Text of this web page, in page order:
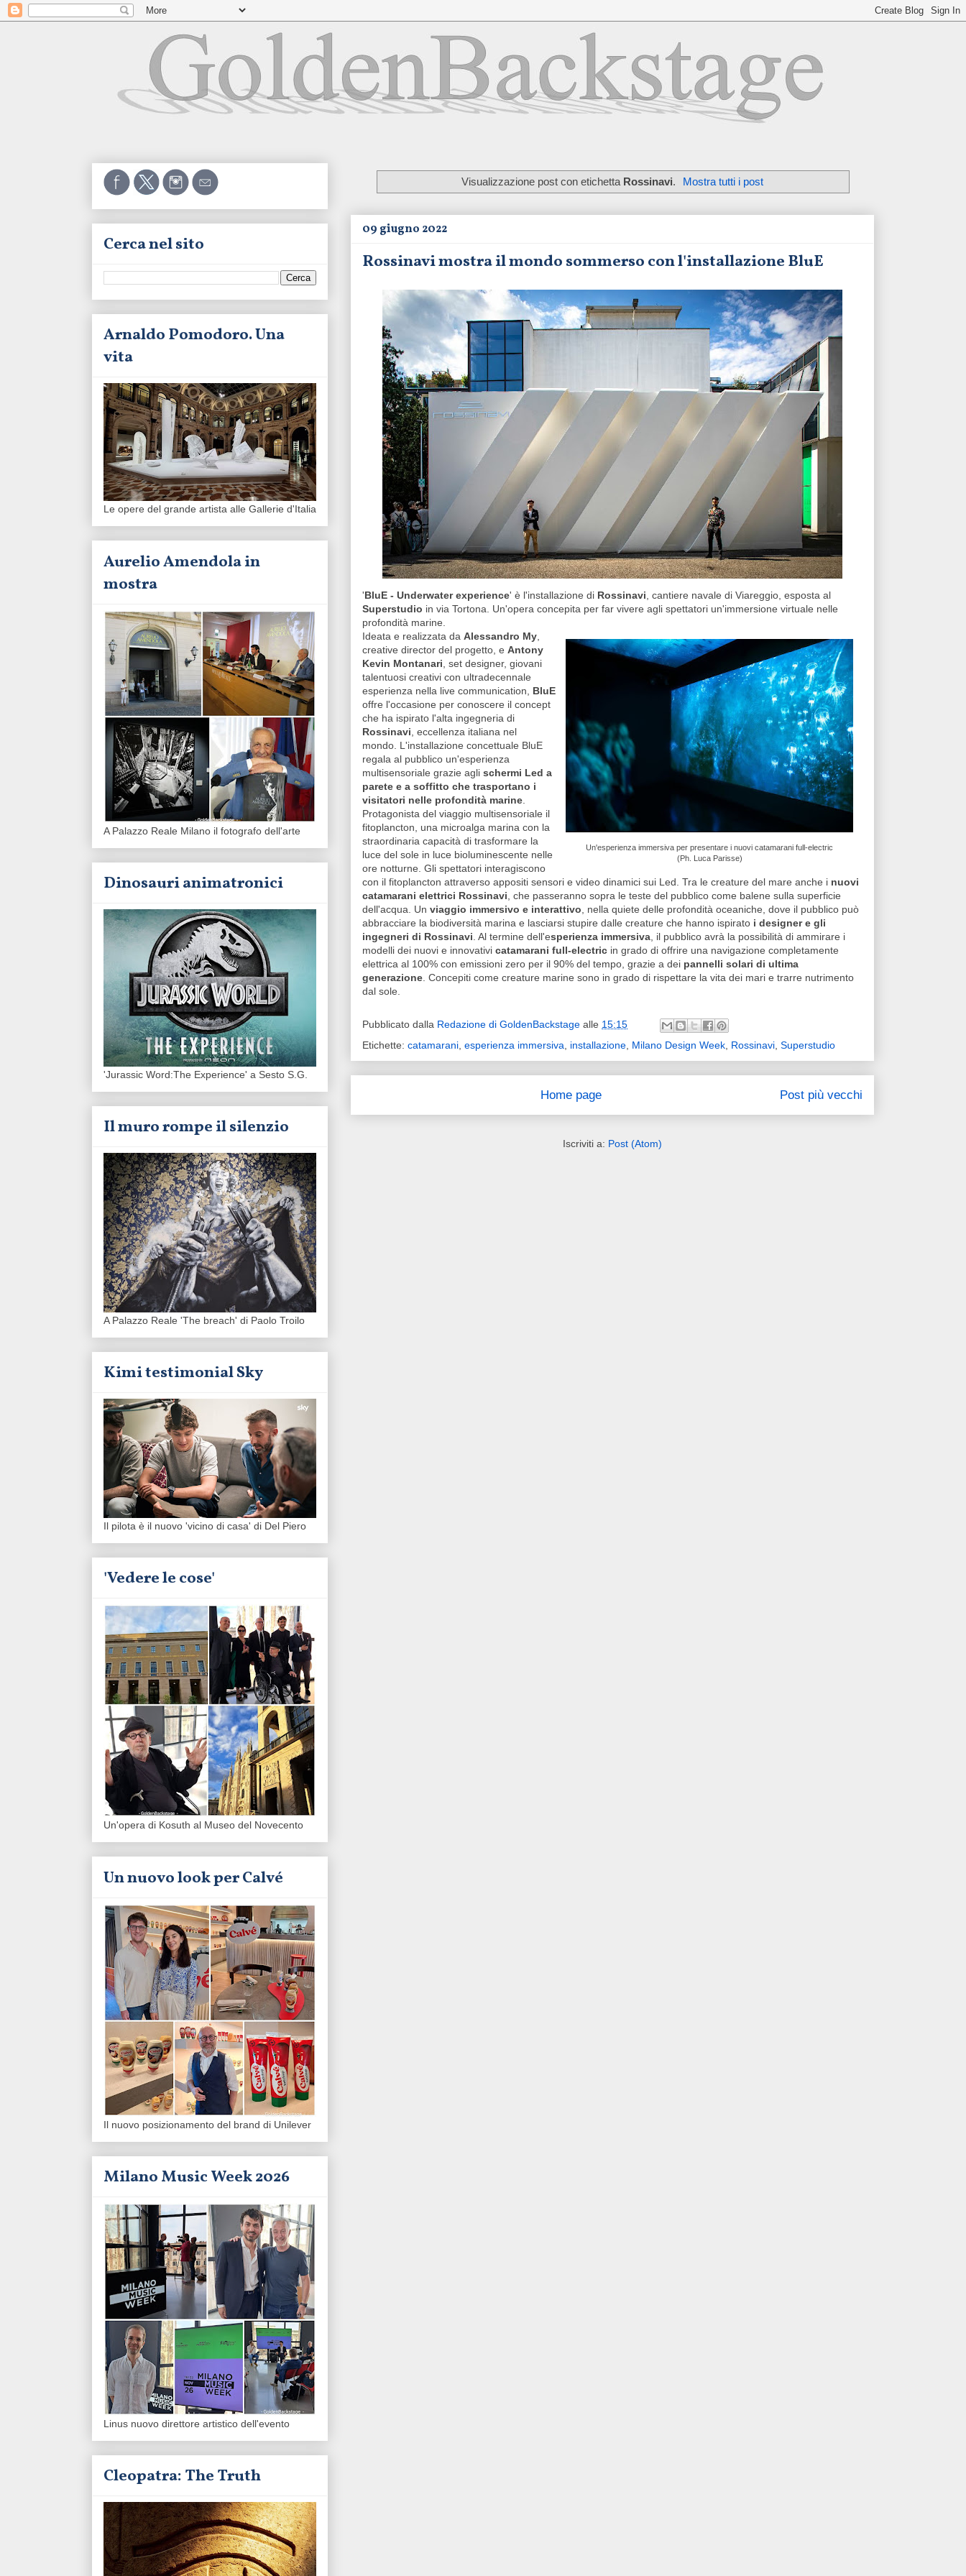
Visualizzazione post con etichetta Rossinavi. Mostra tutti i post
09 giugno 2022
Rossinavi mostra il mondo sommerso con l'installazione BluE
'BluE - Underwater experience' è l'installazione di Rossinavi, cantiere navale di Viareggio, esposta al
Superstudio in via Tortona. Un'opera concepita per far vivere agli spettatori un'immersione virtuale nelle
profondità marine.
Un'esperienza immersiva per presentare i nuovi catamarani full-electric
(Ph. Luca Parisse)
Ideata e realizzata da Alessandro My,
creative director del progetto, e Antony
Kevin Montanari, set designer, giovani
talentuosi creativi con ultradecennale
esperienza nella live communication, BluE
offre l'occasione per conoscere il concept
che ha ispirato l'alta ingegneria di
Rossinavi, eccellenza italiana nel
mondo. L'installazione concettuale BluE
regala al pubblico un'esperienza
multisensoriale grazie agli schermi Led a
parete e a soffitto che trasportano i
visitatori nelle profondità marine.
Protagonista del viaggio multisensoriale il
fitoplancton, una microalga marina con la
straordinaria capacità di trasformare la
luce del sole in luce bioluminescente nelle
ore notturne. Gli spettatori interagiscono
con il fitoplancton attraverso appositi sensori e video dinamici sui Led. Tra le creature del mare anche i nuovi
catamarani elettrici Rossinavi, che passeranno sopra le teste del pubblico come balene sulla superficie
dell'acqua. Un viaggio immersivo e interattivo, nella quiete delle profondità oceaniche, dove il pubblico può
abbracciare la biodiversità marina e lasciarsi stupire dalle creature che hanno ispirato i designer e gli
ingegneri di Rossinavi. Al termine dell'esperienza immersiva, il pubblico avrà la possibilità di ammirare i
modelli dei nuovi e innovativi catamarani full-electric in grado di offrire una navigazione completamente
elettrica al 100% con emissioni zero per il 90% del tempo, grazie a dei pannelli solari di ultima
generazione. Concepiti come creature marine sono in grado di rispettare la vita dei mari e trarre nutrimento
dal sole.
Pubblicato dalla Redazione di GoldenBackstage alle 15:15
Etichette: catamarani, esperienza immersiva, installazione, Milano Design Week, Rossinavi, Superstudio
Post più vecchi
Home page
Iscriviti a: Post (Atom)
Cerca nel sito
Arnaldo Pomodoro. Una
vita
Le opere del grande artista alle Gallerie d'Italia
Aurelio Amendola in
mostra
A Palazzo Reale Milano il fotografo dell'arte
Dinosauri animatronici
'Jurassic Word:The Experience' a Sesto S.G.
Il muro rompe il silenzio
A Palazzo Reale 'The breach' di Paolo Troilo
Kimi testimonial Sky
Il pilota è il nuovo 'vicino di casa' di Del Piero
'Vedere le cose'
Un'opera di Kosuth al Museo del Novecento
Un nuovo look per Calvé
Il nuovo posizionamento del brand di Unilever
Milano Music Week 2026
Linus nuovo direttore artistico dell'evento
Cleopatra: The Truth